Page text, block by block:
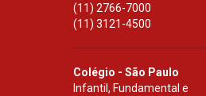
(11) 2766-7000
(11) 3121-4500
Colégio - São Paulo
Infantil, Fundamental e